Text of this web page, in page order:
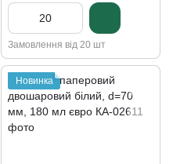
Замовлення від 20 шт
Новинка